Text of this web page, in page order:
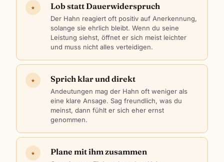
★ Lob statt Dauerwiderspruch
Der Hahn reagiert oft positiv auf Anerkennung,
solange sie ehrlich bleibt. Wenn du seine
Leistung siehst, öffnet er sich meist leichter
und muss nicht alles verteidigen.
★ Sprich klar und direkt
Andeutungen mag der Hahn oft weniger als
eine klare Ansage. Sag freundlich, was du
meinst, dann fühlt er sich eher ernst
genommen.
★ Plane mit ihm zusammen